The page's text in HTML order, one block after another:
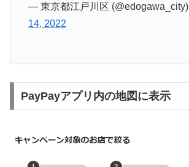
— 東京都江戸川区 (@edogawa_city)
14, 2022
PayPayアプリ内の地図に表示